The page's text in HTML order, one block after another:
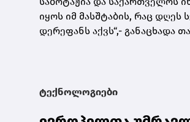
იყოს იმ მასშტაბის, რაც
დერეფანს აქვს“,- განაცხადა
ტექნოლოგიები